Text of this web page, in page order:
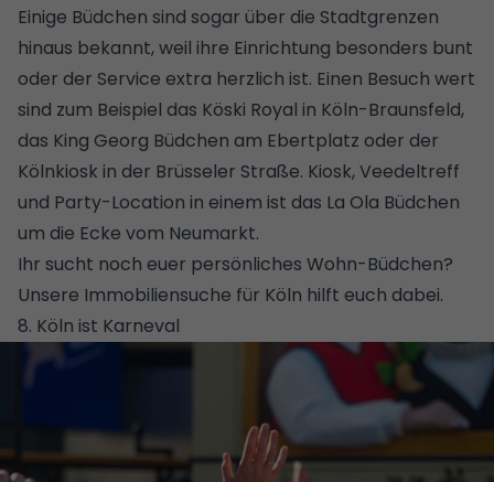
Einige Büdchen sind sogar über die Stadtgrenzen
hinaus bekannt, weil ihre Einrichtung besonders bunt
oder der Service extra herzlich ist. Einen Besuch wert
sind zum Beispiel das Köski Royal in Köln-Braunsfeld,
das King Georg Büdchen am Ebertplatz oder der
Kölnkiosk in der Brüsseler Straße. Kiosk, Veedeltreff
und Party-Location in einem ist das La Ola Büdchen
um die Ecke vom Neumarkt.
Ihr sucht noch euer persönliches Wohn-Büdchen?
Unsere Immobiliensuche für Köln hilft euch dabei.
8. Köln ist Karneval